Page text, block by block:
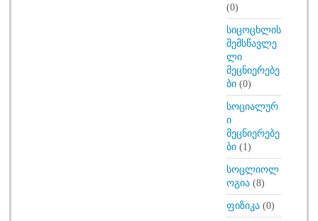
(0)
სიცოცხლის
შემსწავლე
ლი
მეცნიერებე
ბი(0)
სოციალურ
ი
მეცნიერებე
ბი(1)
სოცლიოლ
ოგია(8)
ფიზიკა(0)